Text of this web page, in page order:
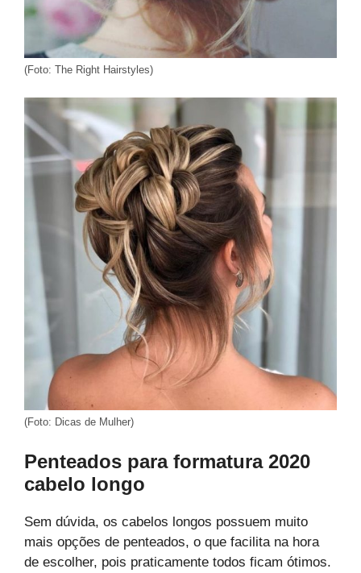
(Foto: The Right Hairstyles)
(Foto: Dicas de Mulher)
Penteados para formatura 2020
cabelo longo
Sem dúvida, os cabelos longos possuem muito
mais opções de penteados, o que facilita na hora
de escolher, pois praticamente todos ficam ótimos.